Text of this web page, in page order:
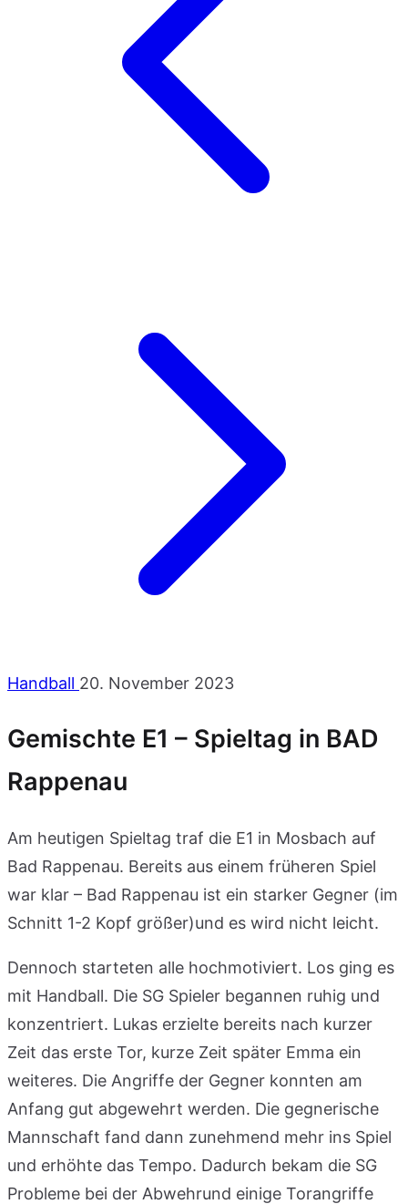
Handball 20. November 2023
Gemischte E1 – Spieltag in BAD
Rappenau
Am heutigen Spieltag traf die E1 in Mosbach auf
Bad Rappenau. Bereits aus einem früheren Spiel
war klar – Bad Rappenau ist ein starker Gegner (im
Schnitt 1-2 Kopf größer)und es wird nicht leicht.
Dennoch starteten alle hochmotiviert. Los ging es
mit Handball. Die SG Spieler begannen ruhig und
konzentriert. Lukas erzielte bereits nach kurzer
Zeit das erste Tor, kurze Zeit später Emma ein
weiteres. Die Angriffe der Gegner konnten am
Anfang gut abgewehrt werden. Die gegnerische
Mannschaft fand dann zunehmend mehr ins Spiel
und erhöhte das Tempo. Dadurch bekam die SG
Probleme bei der Abwehrund einige Torangriffe